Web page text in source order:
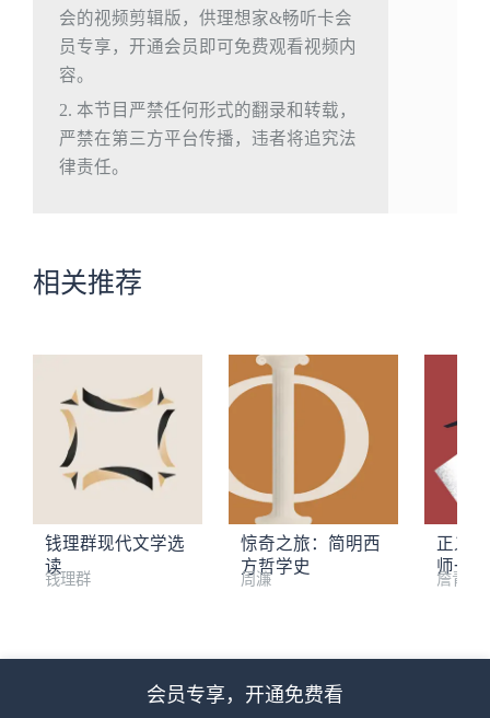
会员专享，开通免费看
会的视频剪辑版，供理想家&畅听卡会
员专享，开通会员即可免费观看视频内
容。
2. 本节目严禁任何形式的翻录和转载，
严禁在第三方平台传播，违者将追究法
律责任。
相关推荐
钱理群现代文学选
读
钱理群
惊奇之旅：简明西
方哲学史
周濂
正义
师一
詹青云